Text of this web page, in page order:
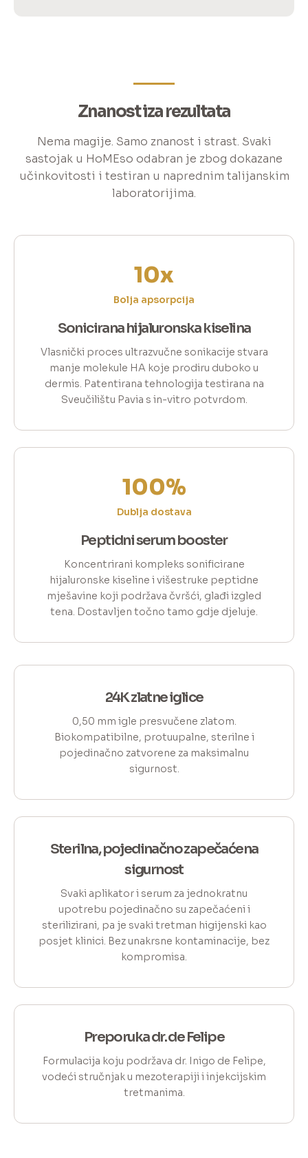
Znanost iza rezultata
Nema magije. Samo znanost i strast. Svaki
sastojak u HoMEso odabran je zbog dokazane
učinkovitosti i testiran u naprednim talijanskim
laboratorijima.
10x
Bolja apsorpcija
Sonicirana hijaluronska kiselina
Vlasnički proces ultrazvučne sonikacije stvara
manje molekule HA koje prodiru duboko u
dermis. Patentirana tehnologija testirana na
Sveučilištu Pavia s in-vitro potvrdom.
100%
Dublja dostava
Peptidni serum booster
Koncentrirani kompleks sonificirane
hijaluronske kiseline i višestruke peptidne
mješavine koji podržava čvršći, glađi izgled
tena. Dostavljen točno tamo gdje djeluje.
24K zlatne iglice
0,50 mm igle presvučene zlatom.
Biokompatibilne, protuupalne, sterilne i
pojedinačno zatvorene za maksimalnu
sigurnost.
Sterilna, pojedinačno zapečaćena
sigurnost
Svaki aplikator i serum za jednokratnu
upotrebu pojedinačno su zapečaćeni i
sterilizirani, pa je svaki tretman higijenski kao
posjet klinici. Bez unakrsne kontaminacije, bez
kompromisa.
Preporuka dr. de Felipe
Formulacija koju podržava dr. Inigo de Felipe,
vodeći stručnjak u mezoterapiji i injekcijskim
tretmanima.